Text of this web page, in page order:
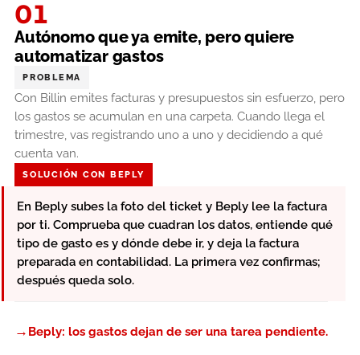
01
Autónomo que ya emite, pero quiere
automatizar gastos
PROBLEMA
Con Billin emites facturas y presupuestos sin esfuerzo, pero
los gastos se acumulan en una carpeta. Cuando llega el
trimestre, vas registrando uno a uno y decidiendo a qué
cuenta van.
SOLUCIÓN CON BEPLY
En Beply subes la foto del ticket y Beply lee la factura
por ti. Comprueba que cuadran los datos, entiende qué
tipo de gasto es y dónde debe ir, y deja la factura
preparada en contabilidad. La primera vez confirmas;
después queda solo.
→ Beply: los gastos dejan de ser una tarea pendiente.